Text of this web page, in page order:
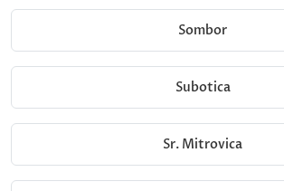
Sombor
Subotica
Sr. Mitrovica